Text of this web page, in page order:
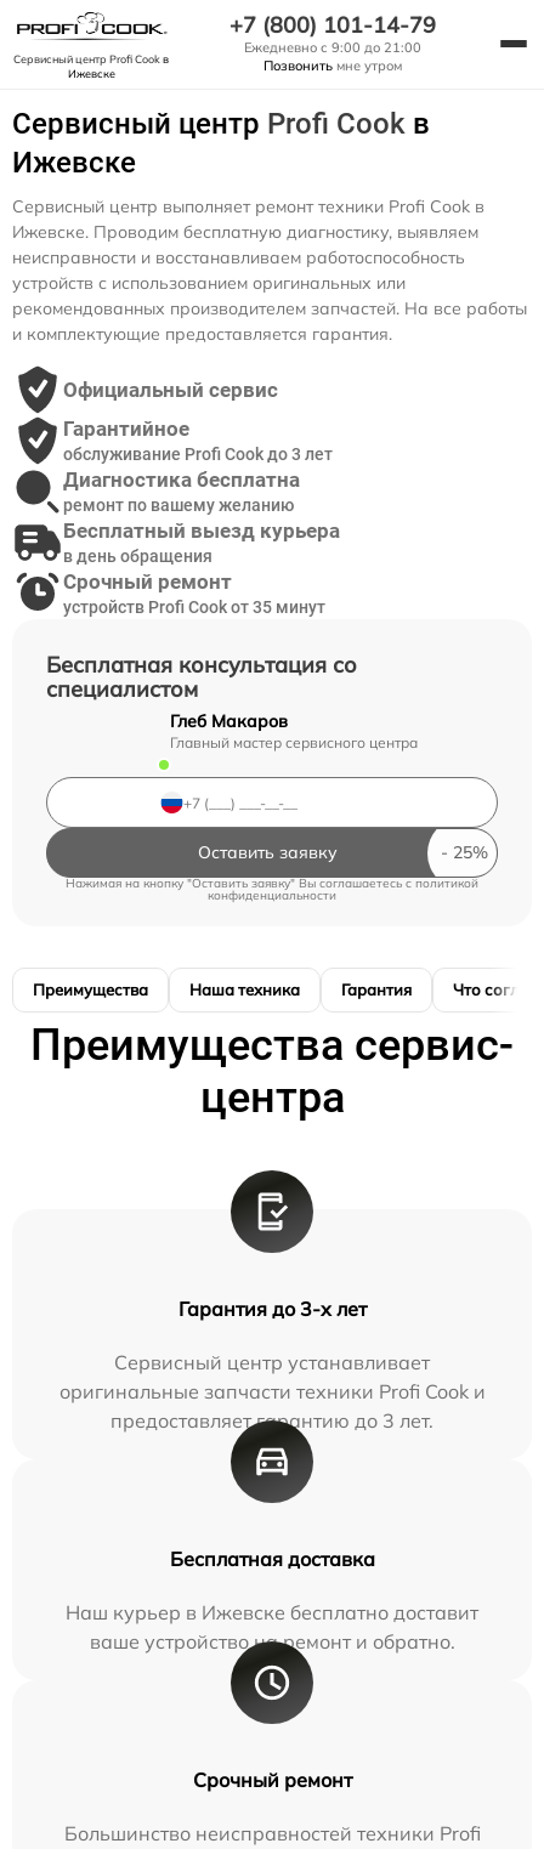
Сервисный центр Profi Cookв
Ижевске
+7 (800) 101-14-79
Ежедневно с 9:00 до 21:00
Позвонить мне утром
Сервисный центр Profi Cook в
Ижевске
Бесплатная консультация со
специалистом
Глеб Макаров
Главный мастер сервисного центра
Оставить заявку
Нажимая на кнопку "Оставить заявку" Вы соглашаетесь c политикой
конфиденциальности
Сервисный центр выполняет ремонт техники Profi Cook в
Ижевске. Проводим бесплатную диагностику, выявляем
неисправности и восстанавливаем работоспособность
устройств с использованием оригинальных или
рекомендованных производителем запчастей. На все работы
и комплектующие предоставляется гарантия.
Официальный сервис
Гарантийное
обслуживание Profi Cook до 3 лет
Диагностика бесплатна
ремонт по вашему желанию
Бесплатный выезд курьера
в день обращения
Срочный ремонт
устройств Profi Cook от 35 минут
Преимущества Наша техника Гарантия Что
Преимущества сервис-
центра
Гарантия до 3-х лет
Сервисный центр устанавливает
оригинальные запчасти техники Profi Cook и
предоставляет гарантию до 3 лет.
Бесплатная доставка
Наш курьер в Ижевске бесплатно доставит
ваше устройство на ремонт и обратно.
Срочный ремонт
Большинство неисправностей техники Profi